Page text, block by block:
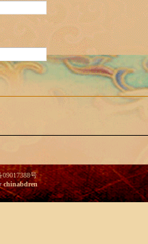
09017388号
chinabdren